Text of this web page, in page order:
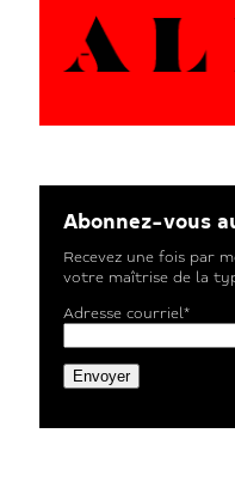
Abonnez-vous
Recevez une fois par
votre maîtrise de la
Adresse courriel*